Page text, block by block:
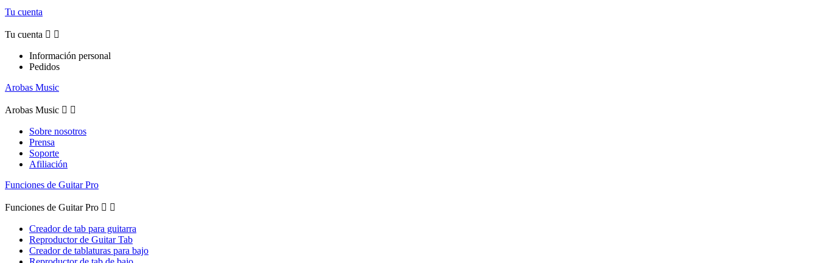
Tu cuenta
Tu cuenta  
Información personal
Pedidos
Arobas Music
Arobas Music  
Sobre nosotros
Prensa
Soporte
Afiliación
Funciones de Guitar Pro
Funciones de Guitar Pro  
Creador de tab para guitarra
Reproductor de Guitar Tab
Creador de tablaturas para bajo